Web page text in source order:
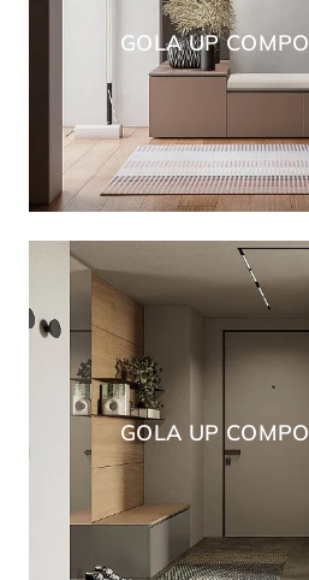
GOLA UP
GOLA UP